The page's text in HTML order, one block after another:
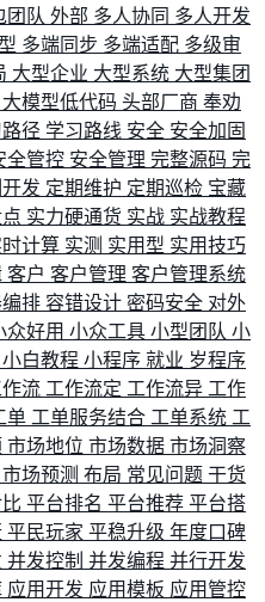
团队 外部 多人协同 多人开发
多端同步 多端适配 多级审
大型企业 大型系统 大型集团
大模型低代码 头部厂商 奉劝
径 学习路线 安全 安全加固
全管控 安全管理 完整源码 完
发 定期维护 定期巡检 宝藏
实力硬通货 实战 实战教程
计算 实测 实用型 实用技巧
客户 客户管理 客户管理系统
排 容错设计 密码安全 对外
众好用 小众工具 小型团队 小
小白教程 小程序 就业 岁程序
流 工作流定 工作流异 工作
单 工单服务结合 工单系统 工
市场地位 市场数据 市场洞察
市场预测 布局 常见问题 干货
平台排名 平台推荐 平台搭
平民玩家 平稳升级 年度口碑
并发控制 并发编程 并行开发
应用开发 应用模板 应用管控